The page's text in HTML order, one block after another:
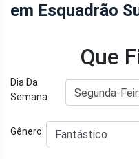
em Esquadrão
Que
Dia Da
Semana:
Gênero: